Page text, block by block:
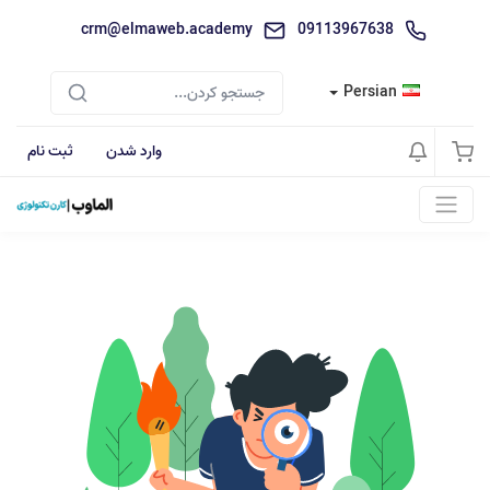
09113967638
crm@elmaweb.academy
Persian
وارد شدن ثبت نام